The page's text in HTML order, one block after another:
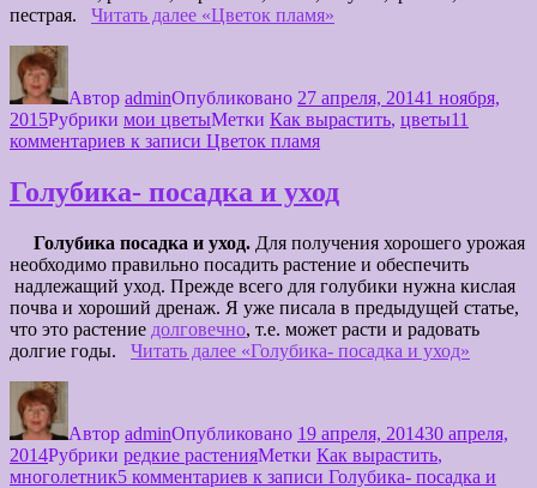
пестрая. Читать далее «Цветок пламя»
Автор adminОпубликовано 27 апреля, 20141 ноября,
2015Рубрики мои цветыМетки Как вырастить, цветы11
комментариев к записи Цветок пламя
Голубика- посадка и уход
Голубика посадка и уход. Для получения хорошего урожая
необходимо правильно посадить растение и обеспечить
надлежащий уход. Прежде всего для голубики нужна кислая
почва и хороший дренаж. Я уже писала в предыдущей статье,
что это растение долговечно, т.е. может расти и радовать
долгие годы. Читать далее «Голубика- посадка и уход»
Автор adminОпубликовано 19 апреля, 201430 апреля,
2014Рубрики редкие растенияМетки Как вырастить,
многолетник5 комментариев к записи Голубика- посадка и